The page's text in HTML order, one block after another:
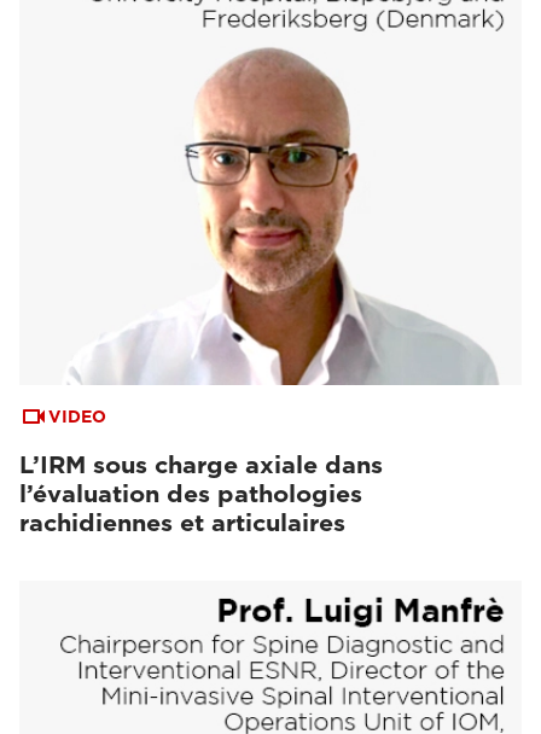
VIDEO
L’IRM sous charge axiale dans
l’évaluation des pathologies
rachidiennes et articulaires